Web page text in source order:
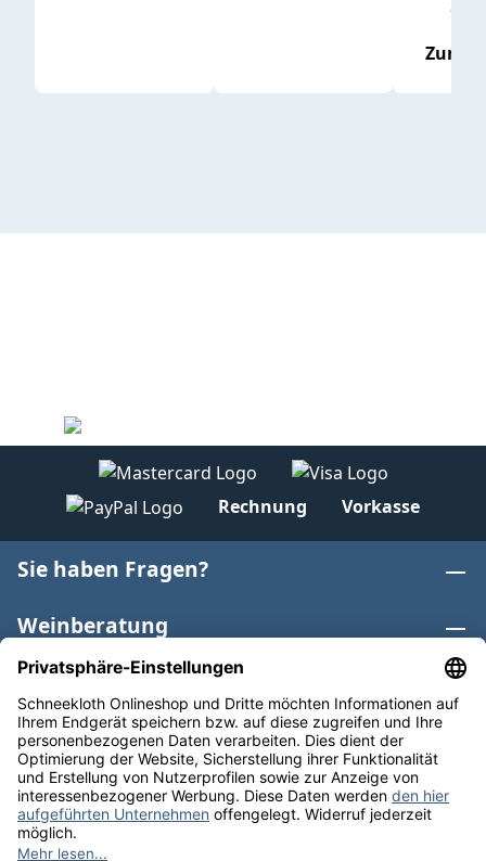
Zum
Rechnung Vorkasse
Sie haben Fragen?
Weinberatung
Informationen
Weinkategorien
Internationaler Wein
* Alle Preise inkl. gesetzl. Mehrwertsteuer zzgl.